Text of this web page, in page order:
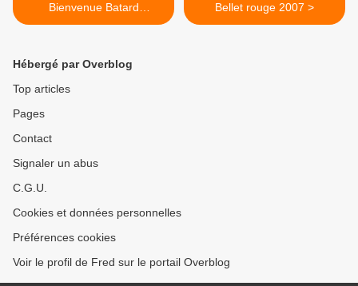
Bienvenue Batard
Montrachet 1996
Bellet rouge 2007 >
Hébergé par Overblog
Top articles
Pages
Contact
Signaler un abus
C.G.U.
Cookies et données personnelles
Préférences cookies
Voir le profil de Fred sur le portail Overblog